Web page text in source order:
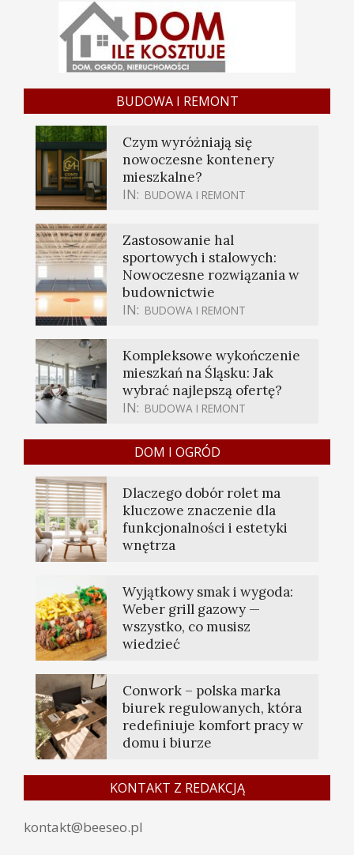
BUDOWA I REMONT
Czym wyróżniają się
nowoczesne kontenery
mieszkalne?
IN: BUDOWA I REMONT
Zastosowanie hal
sportowych i stalowych:
Nowoczesne rozwiązania w
budownictwie
IN: BUDOWA I REMONT
Kompleksowe wykończenie
mieszkań na Śląsku: Jak
wybrać najlepszą ofertę?
IN: BUDOWA I REMONT
DOM I OGRÓD
Dlaczego dobór rolet ma
kluczowe znaczenie dla
funkcjonalności i estetyki
wnętrza
Wyjątkowy smak i wygoda:
Weber grill gazowy —
wszystko, co musisz
wiedzieć
Conwork – polska marka
biurek regulowanych, która
redefiniuje komfort pracy w
domu i biurze
KONTAKT Z REDAKCJĄ
kontakt@beeseo.pl